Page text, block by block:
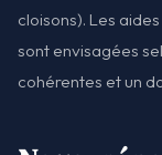
cloisons). Les
sont envisagées
cohérentes et un